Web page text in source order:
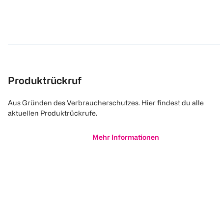
Produktrückruf
Aus Gründen des Verbraucherschutzes. Hier findest du alle
aktuellen Produktrückrufe.
Mehr Informationen